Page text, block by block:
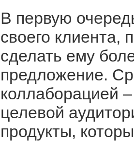
В первую
своего клиента,
сделать ему
предложение.
коллаборацией
целевой
продукты,